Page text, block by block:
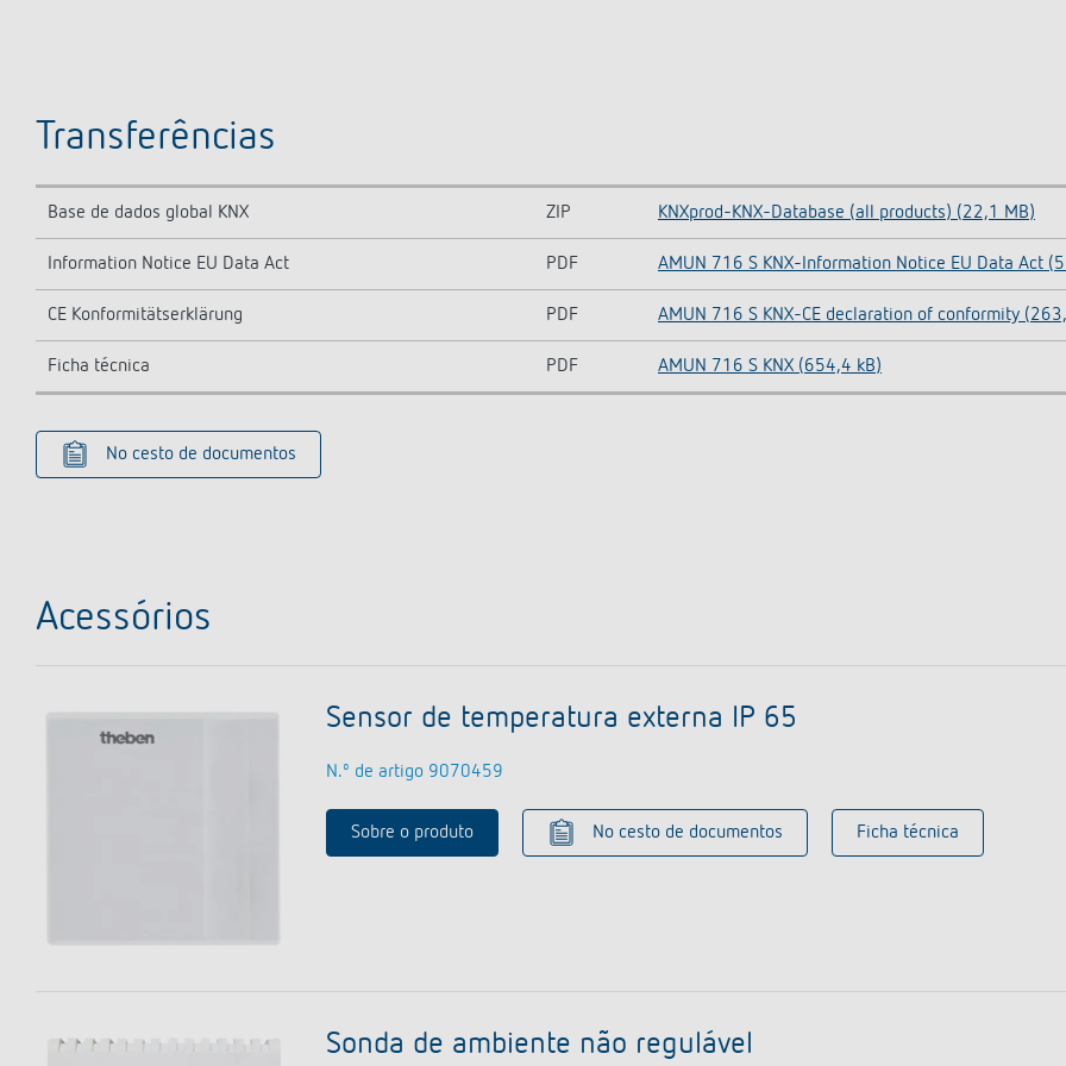
Transferências
Base de dados global KNX ZIP KNXprod-KNX-Database (all products) (22,1 MB)
Information Notice EU Data Act PDF AMUN 716 S KNX-Information Notice EU Data Act
CE Konformitätserklärung PDF AMUN 716 S KNX-CE declaration of conformity
Ficha técnica PDF AMUN 716 S KNX (654,4 kB)
No cesto de documentos
Acessórios
Sensor de temperatura externa IP 65
N.º de artigo 9070459
Sobre o produto No cesto de documentos Ficha técnica
Sonda de ambiente não regulável